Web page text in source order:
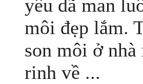
yêu dã man
môi đẹp lắm.
son môi ở
rinh về ...